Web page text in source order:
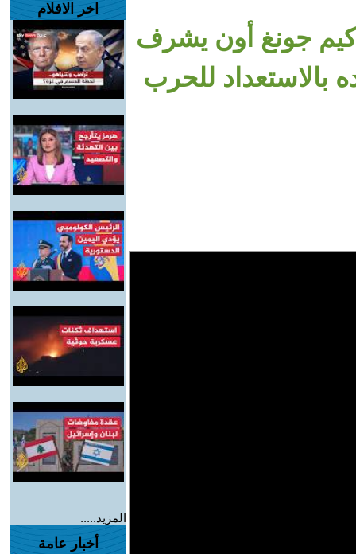
كيم جونغ أون يشرف
بالاستعداد للحرب
اخر الافلام
المزيد.....
أخبار عامة